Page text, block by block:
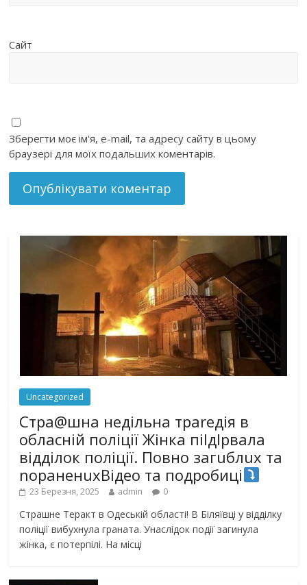
Сайт
Зберегти моє ім'я, e-mail, та адресу сайту в цьому
браузері для моїх подальших коментарів.
Uncategorized
Стра@шна недільна траrедія в
обласній поліції Жінка піlдlрвала
відділок поліції. Повно загuблuх та
nораненuхВідео та подробиці
23 Березня, 2025 admin 0
Страшне Теракт в Одеській області! В Біляївці у відділку
поліції вибухнула граната. Унаслідок події загинула
жінка, є потерпілі. На місці